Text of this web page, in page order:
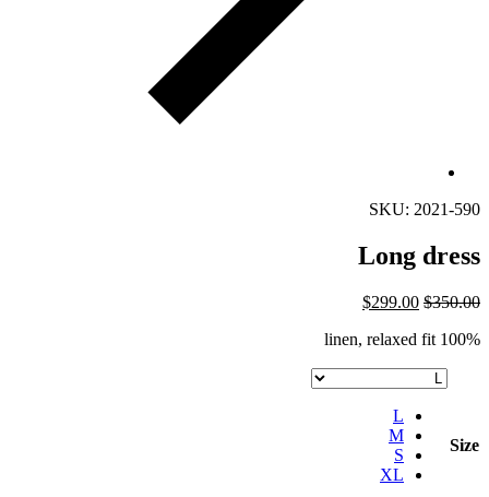
SKU: 2021-590
Long dress
$350.00
$299.00
100% linen, relaxed fit
Size
L
M
S
XL